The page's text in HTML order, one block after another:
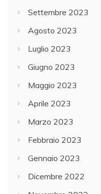
Settembre 2023
Agosto 2023
Luglio 2023
Giugno 2023
Maggio 2023
Aprile 2023
Marzo 2023
Febbraio 2023
Gennaio 2023
Dicembre 2022